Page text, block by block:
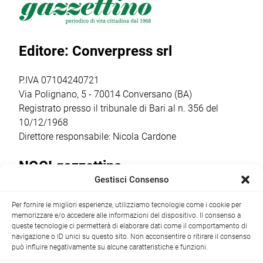
all’Aquathlon di
Paola,
ancora una volta
punto […]
l’insediamento
del nuovo
che guiderà il
stagione sportiva
2026/2027 […]
bambini dai 5
Editore: Converpress srl
P.IVA 07104240721
Via Polignano, 5 - 70014 Conversano (BA)
Registrato presso il tribunale di Bari al n. 356 del
10/12/1968
Direttore responsabile: Nicola Cardone
NOCI gazzettino
+39 080 4979274|info@nocigazzettino.it Contatti|
Archivio
Gestisci Consenso
Per fornire le migliori esperienze, utilizziamo tecnologie come i cookie per
memorizzare e/o accedere alle informazioni del dispositivo. Il consenso a
queste tecnologie ci permetterà di elaborare dati come il comportamento di
navigazione o ID unici su questo sito. Non acconsentire o ritirare il consenso
può influire negativamente su alcune caratteristiche e funzioni.